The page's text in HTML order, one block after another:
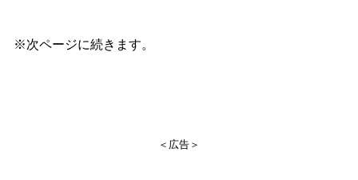
※次ページに続きます。
＜広告＞